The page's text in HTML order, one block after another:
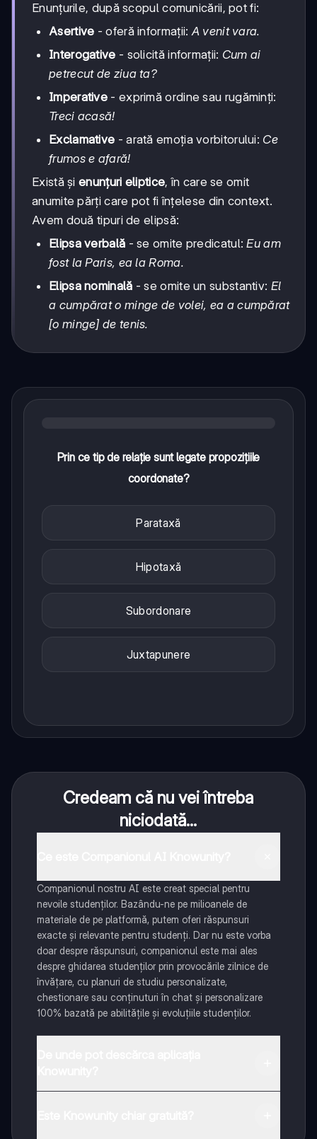
Enunțurile, după scopul comunicării, pot fi:
Asertive - oferă informații:A venit vara.
Interogative - solicită informații: Cum ai
petrecut de ziua ta?
Imperative - exprimă ordine sau rugăminți:
Treci acasă!
Exclamative - arată emoția vorbitorului: Ce
frumos e afară!
Există și enunțuri eliptice, în care se omit
anumite părți care pot fi înțelese din context.
Avem două tipuri de elipsă:
Elipsa verbală - se omite predicatul:Eu am
fost la Paris, ea la Roma.
Elipsa nominală - se omite un substantiv: El
a cumpărat o minge de volei, ea a cumpărat
[o minge] de tenis.
Prin ce tip de relație sunt legate propozițiile
coordonate?
Parataxă
Hipotaxă
Subordonare
Juxtapunere
Credeam că nu vei întreba
niciodată...
Companionul nostru AI este creat special pentru
nevoile studenților. Bazându-ne pe milioanele de
materiale de pe platformă, putem oferi răspunsuri
exacte și relevante pentru studenți. Dar nu este vorba
doar despre răspunsuri, companionul este mai ales
despre ghidarea studenților prin provocările zilnice de
învățare, cu planuri de studiu personalizate,
chestionare sau conținuturi în chat și personalizare
100% bazată pe abilitățile și evoluțiile studenților.